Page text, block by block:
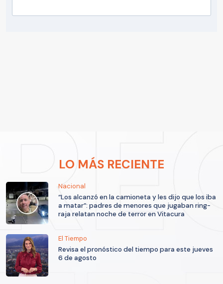
LO MÁS RECIENTE
Nacional
“Los alcanzó en la camioneta y les dijo que los iba
a matar”: padres de menores que jugaban ring-
raja relatan noche de terror en Vitacura
El Tiempo
Revisa el pronóstico del tiempo para este jueves
6 de agosto